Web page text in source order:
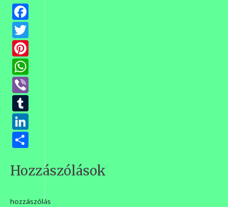
Facebook
Twitter
Pinterest
WhatsApp
Viber
Tumblr
LinkedIn
Ossza
meg
Hozzászólások
hozzászólás